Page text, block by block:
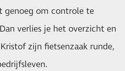
genoeg om controle te
verlies je het overzicht en
zijn fietsenzaak runde,